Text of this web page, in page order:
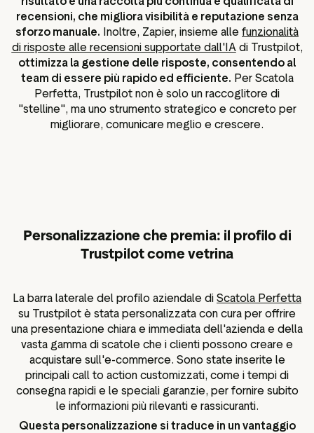
recensioni, che migliora visibilità e reputazione senza
sforzo manuale. Inoltre, Zapier, insieme alle funzionalità
di risposte alle recensioni supportate dall'IAdi Trustpilot,
ottimizza la gestione delle risposte, consentendo al
team di essere più rapido ed efficiente. Per Scatola
Perfetta, Trustpilot non è solo un raccoglitore di
"stelline", ma uno strumento strategico e concreto per
migliorare, comunicare meglio e crescere.
Personalizzazione che premia: il profilo di
Trustpilot come vetrina
La barra laterale del profilo aziendale di Scatola Perfetta
su Trustpilot è stata personalizzata con cura per offrire
una presentazione chiara e immediata dell'azienda e della
vasta gamma di scatole che i clienti possono creare e
acquistare sull'e-commerce. Sono state inserite le
principali call to action customizzati, come i tempi di
consegna rapidi e le speciali garanzie, per fornire subito
le informazioni più rilevanti e rassicuranti.
Questa personalizzazione si traduce in un vantaggio